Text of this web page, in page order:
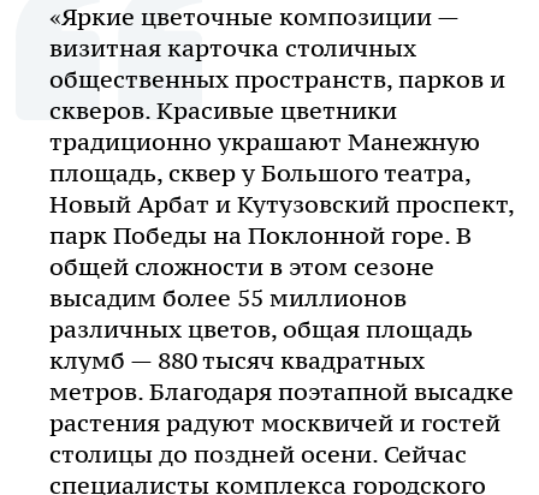
«Яркие цветочные композиции —
визитная карточка столичных
общественных пространств, парков и
скверов. Красивые цветники
традиционно украшают Манежную
площадь, сквер у Большого театра,
Новый Арбат и Кутузовский проспект,
парк Победы на Поклонной горе. В
общей сложности в этом сезоне
высадим более 55 миллионов
различных цветов, общая площадь
клумб — 880 тысяч квадратных
метров. Благодаря поэтапной высадке
растения радуют москвичей и гостей
столицы до поздней осени. Сейчас
специалисты комплекса городского